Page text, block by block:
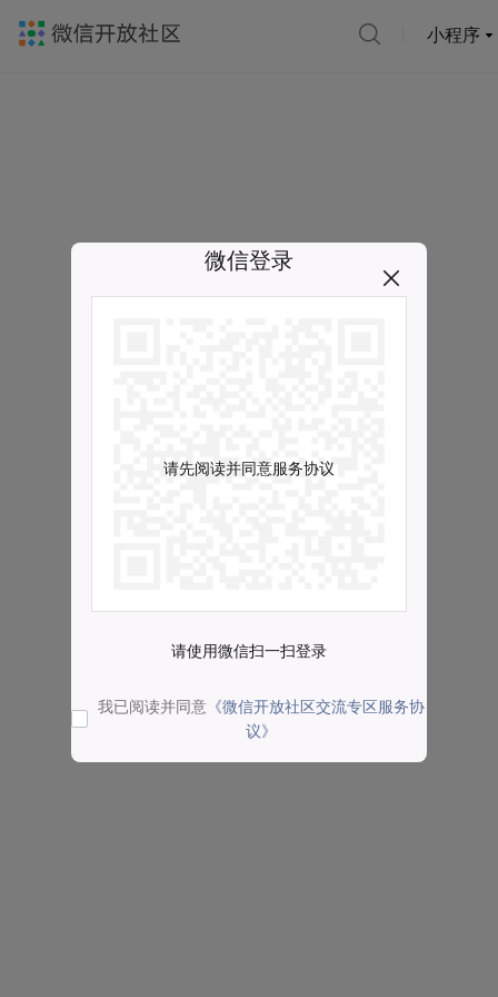
小程序
微信登录
请先阅读并同意服务协议
请使用微信扫一扫登录
我已阅读并同意 《微信开放社区交流专区服务协
议》